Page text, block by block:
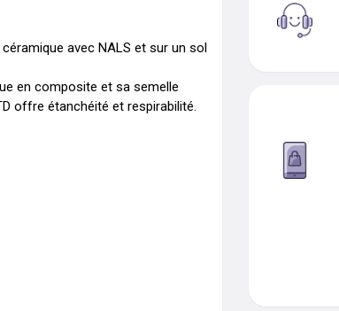
avec NALS et sur un sol
en composite et sa semelle
offre étanchéité et respirabilité.